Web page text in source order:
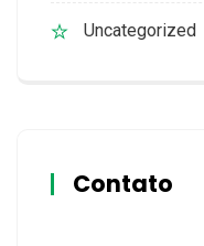
Uncategorized
Contato